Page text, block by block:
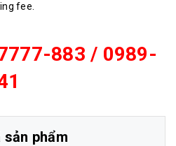
fee.
883 / 0989-
phẩm